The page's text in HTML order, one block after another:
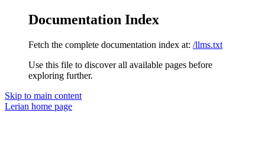
Documentation Index
Fetch the complete documentation index at: /llms.txt
Use this file to discover all available pages before
exploring further.
Skip to main content
Lerian home page